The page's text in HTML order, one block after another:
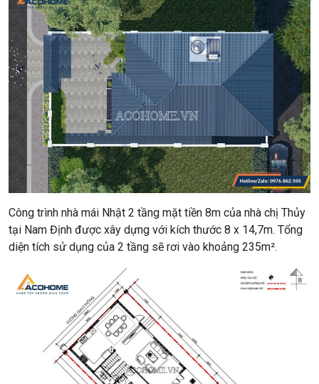
Công trình nhà mái Nhật 2 tầng mặt tiền 8m của nhà chị Thủy
tại Nam Định được xây dựng với kích thước 8 x 14,7m. Tổng
diện tích sử dụng của 2 tầng sẽ rơi vào khoảng 235m².